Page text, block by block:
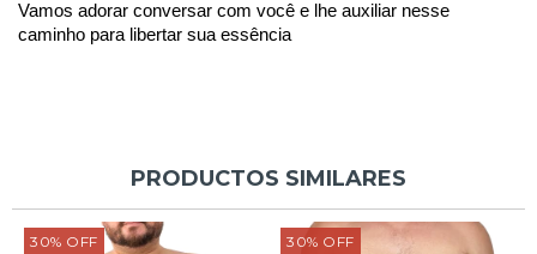
Vamos adorar conversar com você e lhe auxiliar nesse
caminho para libertar sua essência
PRODUCTOS SIMILARES
30% OFF 30% OFF